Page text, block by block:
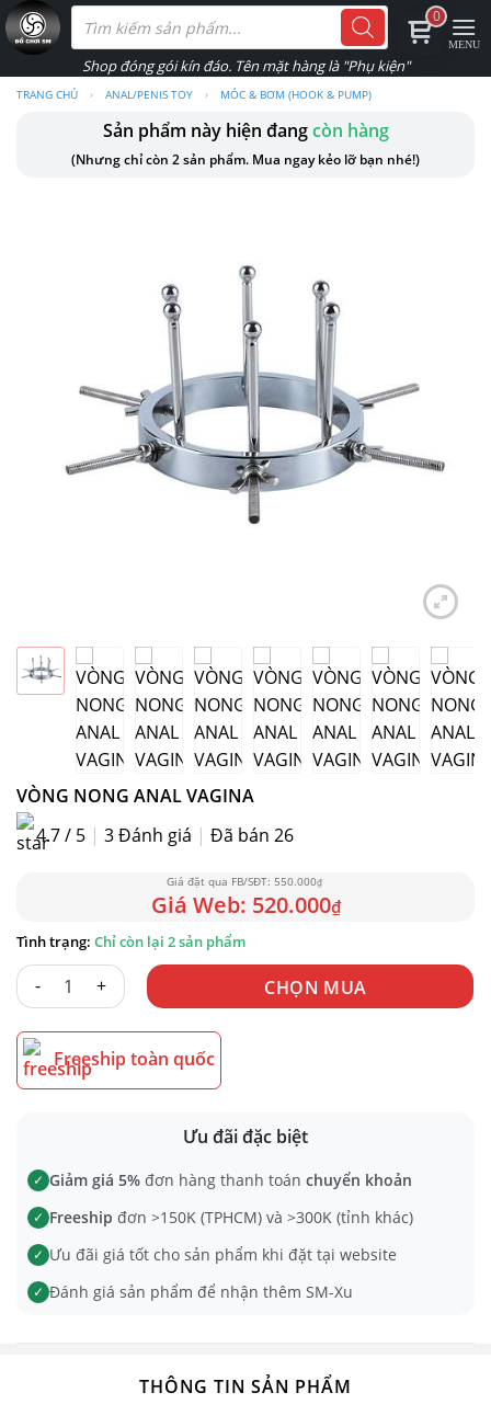
Skip
to
Tìm
kiếm
phẩm
TRANG CHỦ › ANAL/PENIS TOY › MÓC & BƠM (HOOK & PUMP)
Sản phẩm này hiện đangcòn hàng
(Nhưng chỉ còn 2 sản phẩm. Mua ngay kẻo lỡ bạn nhé!)
VÒNG NONG ANAL VAGINA
4.7 / 5 | 3Đánh giá | Đã bán 26
550.000₫
520.000₫
Chỉ còn lại 2 sản phẩm
VÒNG NONG ANAL VAGINA số lượngCHỌN MUA
Freeship toàn quốc
Ưu đãi đặc biệt
✓ Giảm giá 5% đơn hàng thanh toán chuyển khoản
✓ Freeship đơn >150K (TPHCM) và >300K (tỉnh khác)
✓ Ưu đãi giá tốt cho sản phẩm khi đặt tại website
✓ Đánh giá sản phẩm để nhận thêm SM-Xu
THÔNG TIN SẢN PHẨM
0